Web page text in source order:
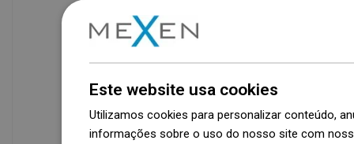
Disponibilidade de mercadorias
Um moderno centro logístico com área
de 31.000 m² e mais de 68.000 paletes
produtos disponíveis!
Este website usa cookies
Utilizamos cookies para personalizar conteúdo,
informações sobre o uso do nosso site com